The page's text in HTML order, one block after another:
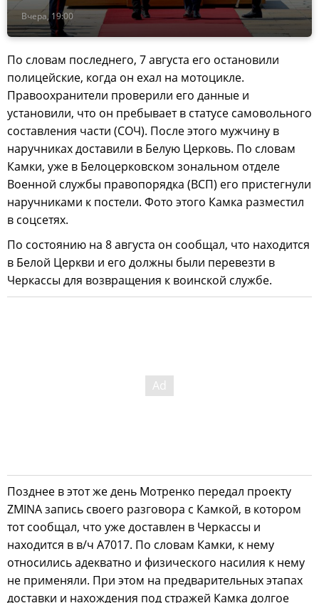
Вчера, 19:00
По словам последнего, 7 августа его остановили
полицейские, когда он ехал на мотоцикле.
Правоохранители проверили его данные и
установили, что он пребывает в статусе самовольного
составления части (СОЧ). После этого мужчину в
наручниках доставили в Белую Церковь. По словам
Камки, уже в Белоцерковском зональном отделе
Военной службы правопорядка (ВСП) его пристегнули
наручниками к постели. Фото этого Камка разместил
в соцсетях.
По состоянию на 8 августа он сообщал, что находится
в Белой Церкви и его должны были перевезти в
Черкассы для возвращения к воинской службе.
Позднее в этот же день Мотренко передал проекту
ZMINA запись своего разговора с Камкой, в котором
тот сообщал, что уже доставлен в Черкассы и
находится в в/ч А7017. По словам Камки, к нему
относились адекватно и физического насилия к нему
не применяли. При этом на предварительных этапах
доставки и нахождения под стражей Камка долгое